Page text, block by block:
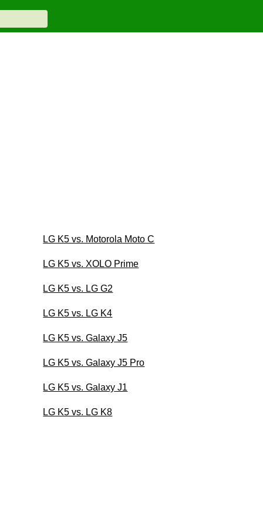
LG K5 vs. Motorola Moto C
LG K5 vs. XOLO Prime
LG K5 vs. LG G2
LG K5 vs. LG K4
LG K5 vs. Galaxy J5
LG K5 vs. Galaxy J5 Pro
LG K5 vs. Galaxy J1
LG K5 vs. LG K8